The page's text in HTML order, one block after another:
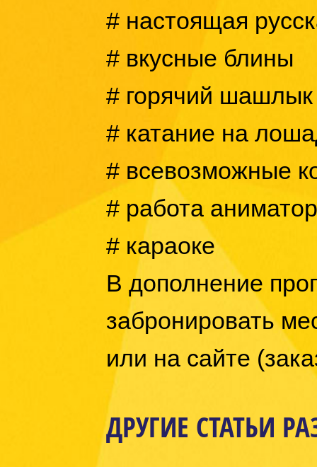
# настоящая
# вкусные блины
# горячий шашлык
# катание на
# всевозможные
# работа
# караоке
В дополнение
забронировать
или на сайте
ДРУГИЕ СТАТЬИ